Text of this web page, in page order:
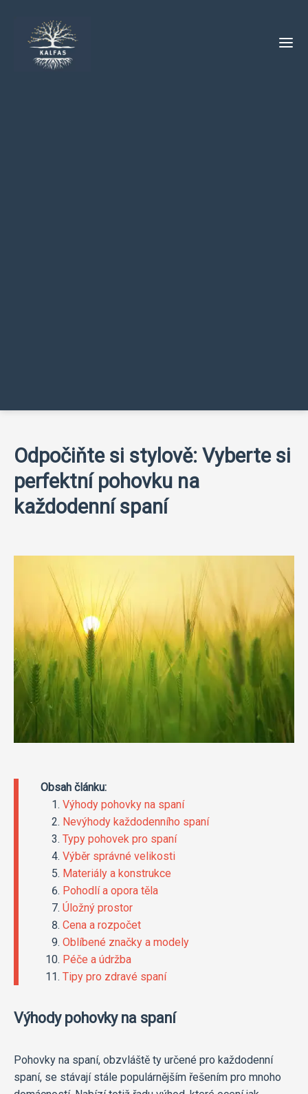
Odpočiňte si stylově: Vyberte si
perfektní pohovku na
každodenní spaní
Obsah článku:
Výhody pohovky na spaní
Nevýhody každodenního spaní
Typy pohovek pro spaní
Výběr správné velikosti
Materiály a konstrukce
Pohodlí a opora těla
Úložný prostor
Cena a rozpočet
Oblíbené značky a modely
Péče a údržba
Tipy pro zdravé spaní
Výhody pohovky na spaní
Pohovky na spaní, obzvláště ty určené pro každodenní
spaní, se stávají stále populárnějším řešením pro mnoho